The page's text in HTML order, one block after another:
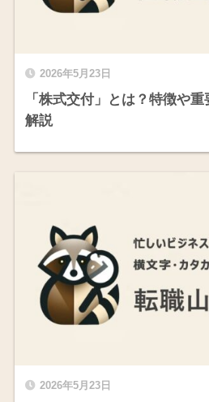
2026年5月23日
「株式交付」とは？特徴や
解説
2026年5月23日